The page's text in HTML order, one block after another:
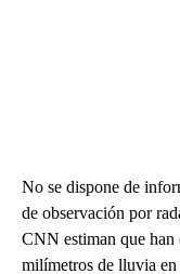
No se dispone de
de observación por
CNN estiman que han
milímetros de lluvia